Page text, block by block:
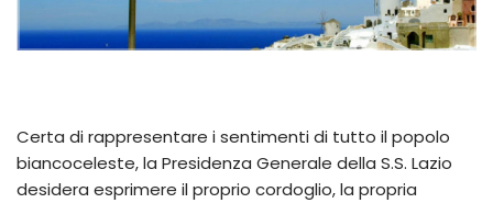
Certa di rappresentare i sentimenti di tutto il popolo
biancoceleste, la Presidenza Generale della S.S. Lazio
desidera esprimere il proprio cordoglio, la propria